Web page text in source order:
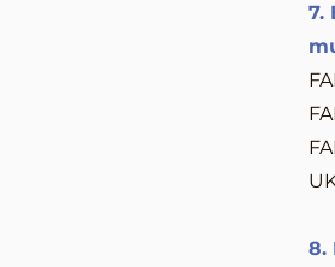
7.
8.